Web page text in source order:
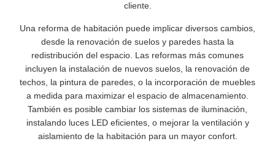
cliente.
Una reforma de habitación puede implicar diversos cambios,
desde la renovación de suelos y paredes hasta la
redistribución del espacio. Las reformas más comunes
incluyen la instalación de nuevos suelos, la renovación de
techos, la pintura de paredes, o la incorporación de muebles
a medida para maximizar el espacio de almacenamiento.
También es posible cambiar los sistemas de iluminación,
instalando luces LED eficientes, o mejorar la ventilación y
aislamiento de la habitación para un mayor confort.